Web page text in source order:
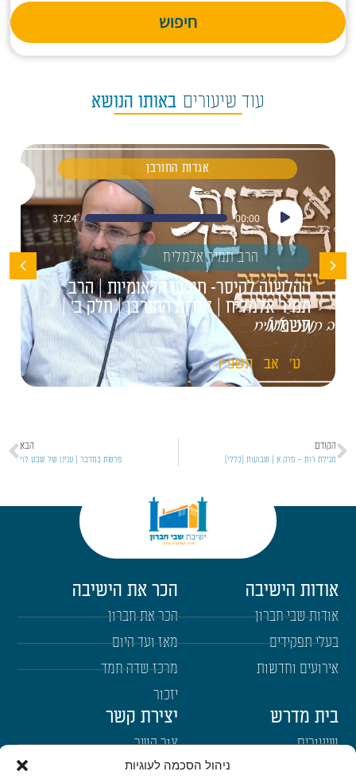
ניהול הסכמה לעוגיות
חיפוש
עוד שיעורים באותו הנושא
אגדות החורבן
נגן
אודיו
00:00
37:24
הרב תמיר אלמליח
ההלשנה לקיסר- חורבן הלאומיות | הרב
תמיר אלמליח | אגדות החורבן | חלק ב' |
תשפ"ו
ט' אב תשפ"ו
הקודם
מגילת רות – פרק א | שבועות [כללי]
הבא
פרשת במדבר | ענינו של שבט לוי
אודות הישיבה
אודות שבי חברון
בעלי תפקידים
אירועים וחדשות
הכר את הישיבה
הכר את חברון
מאז ועד היום
מרכז שדה חמד
יזכור
בית מדרש
שיעורים
יצירת קשר
צור קשר
הרשמה לשבו"ש